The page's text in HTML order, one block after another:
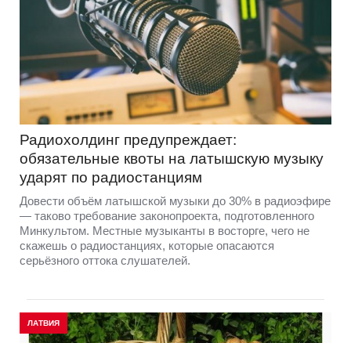
Радиохолдинг предупреждает:
обязательные квоты на латышскую музыку
ударят по радиостанциям
Довести объём латышской музыки до 30% в радиоэфире
— таково требование законопроекта, подготовленного
Минкультом. Местные музыканты в восторге, чего не
скажешь о радиостанциях, которые опасаются
серьёзного оттока слушателей.
ЛАТВИЯ